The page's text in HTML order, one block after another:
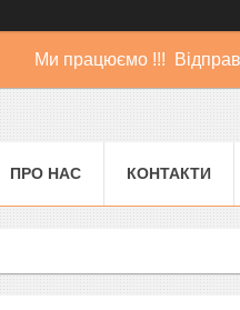
Ми працюємо !!!
ПРО НАС КОНТАКТИ